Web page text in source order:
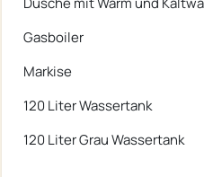
Gasboiler
Markise
120 Liter Wassertank
120 Liter Grau Wassertank